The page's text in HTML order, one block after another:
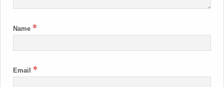
Name *
Email *